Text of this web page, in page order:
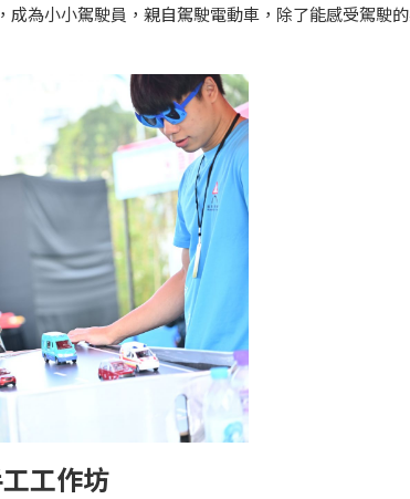
為小小駕駛員，親自駕駛電動車，除了能感受駕駛
工作坊